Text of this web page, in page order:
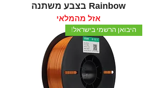
Rainbow בצבע משתנה
אזל מהמלאי
היבואן הרשמי בישראל!